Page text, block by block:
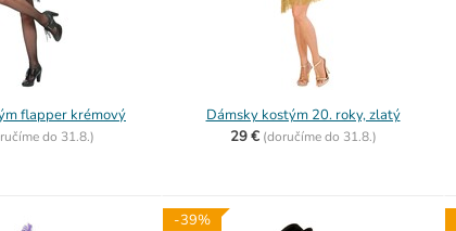
flapper krémový
do 31.8.)
Dámsky kostým 20. roky, zlatý
29 € (doručíme do 31.8.)
-39%